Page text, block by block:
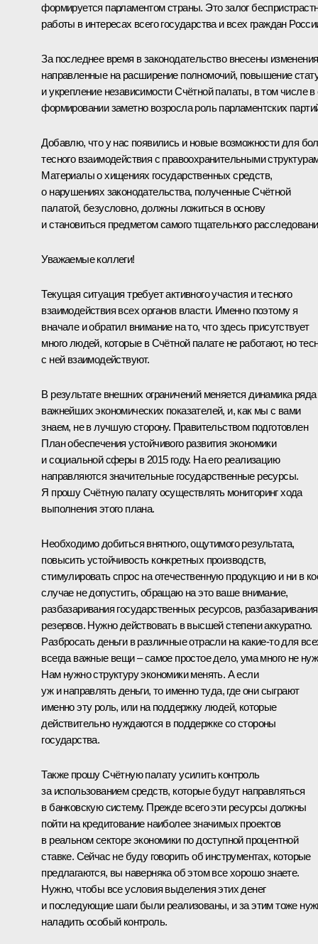
формируется парламентом страны. Это залог
работы в интересах всего государства и всех граждан
За последнее время в законодательство внесены
направленные на расширение полномочий, повышение
и укрепление независимости Счётной палаты, в том числе в
формировании заметно возросла роль парламентских
Добавлю, что у нас появились и новые возможности для
тесного взаимодействия с правоохранительными
Материалы о хищениях государственных средств,
о нарушениях законодательства, полученные Счётной
палатой, безусловно, должны ложиться в основу
и становиться предметом самого тщательного
Уважаемые коллеги!
Текущая ситуация требует активного участия и тесного
взаимодействия всех органов власти. Именно поэтому я
вначале и обратил внимание на то, что здесь присутствует
много людей, которые в Счётной палате не работают, но
с ней взаимодействуют.
В результате внешних ограничений меняется динамика ряда
важнейших экономических показателей, и, как мы с вами
знаем, не в лучшую сторону. Правительством подготовлен
План обеспечения устойчивого развития экономики
и социальной сферы в 2015 году. На его реализацию
направляются значительные государственные ресурсы.
Я прошу Счётную палату осуществлять мониторинг хода
выполнения этого плана.
Необходимо добиться внятного, ощутимого результата,
повысить устойчивость конкретных производств,
стимулировать спрос на отечественную продукцию и ни в
случае не допустить, обращаю на это ваше внимание,
разбазаривания государственных ресурсов, разбазаривания
резервов. Нужно действовать в высшей степени аккуратно.
Разбросать деньги в различные отрасли на какие‑то для
всегда важные вещи – самое простое дело, ума много не
Нам нужно структуру экономики менять. А если
уж и направлять деньги, то именно туда, где они сыграют
именно эту роль, или на поддержку людей, которые
действительно нуждаются в поддержке со стороны
государства.
Также прошу Счётную палату усилить контроль
за использованием средств, которые будут направляться
в банковскую систему. Прежде всего эти ресурсы должны
пойти на кредитование наиболее значимых проектов
в реальном секторе экономики по доступной процентной
ставке. Сейчас не буду говорить об инструментах, которые
предлагаются, вы наверняка об этом все хорошо знаете.
Нужно, чтобы все условия выделения этих денег
и последующие шаги были реализованы, и за этим тоже
наладить особый контроль.